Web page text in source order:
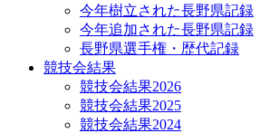
今年樹立された長野県記録
今年追加された長野県記録
長野県選手権・歴代記録
競技会結果
競技会結果2026
競技会結果2025
競技会結果2024